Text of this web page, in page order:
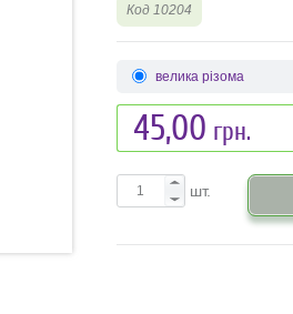
Код 10204
велика різома
45,00 грн.
шт.